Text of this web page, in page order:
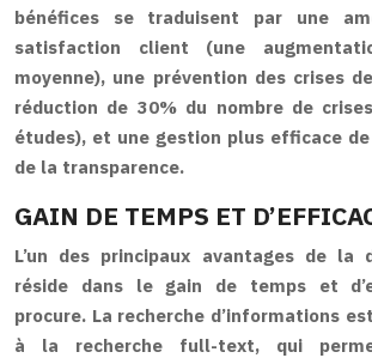
bénéfices se traduisent par une
satisfaction client (une
moyenne), une prévention des crises
réduction de 30% du nombre de
études), et une gestion plus efficace
de la transparence.
GAIN DE TEMPS ET
L’un des principaux avantages de la
réside dans le gain de temps et
procure. La recherche d’informations
à la recherche full-text, qui